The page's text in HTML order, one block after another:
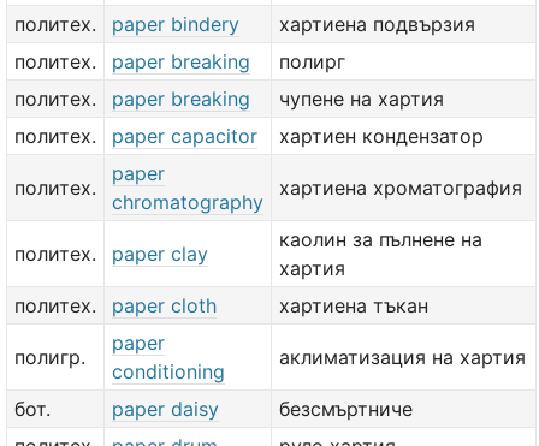
политех.
paper bindery
хартиена подвързия
политех.
paper breaking
полирг
политех.
paper breaking
чупене на хартия
политех.
paper capacitor хартиен кондензатор
политех.
paper
chromatography
хартиена хроматография
политех. paper clay
каолин за пълнене на
хартия
политех.
paper cloth хартиена тъкан
полигр.
paper
conditioning
аклиматизация на хартия
бот. paper daisy
безсмъртниче